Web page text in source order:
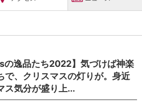
の逸品たち2022】気づけば神楽
で、クリスマスの灯りが。身近
ス気分が盛り上...